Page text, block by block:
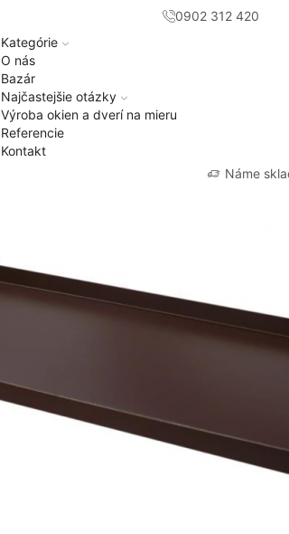
0902 312 420
Kategórie
O nás
Bazár
Najčastejšie otázky
Výroba okien a dverí na mieru
Referencie
Kontakt
Náme